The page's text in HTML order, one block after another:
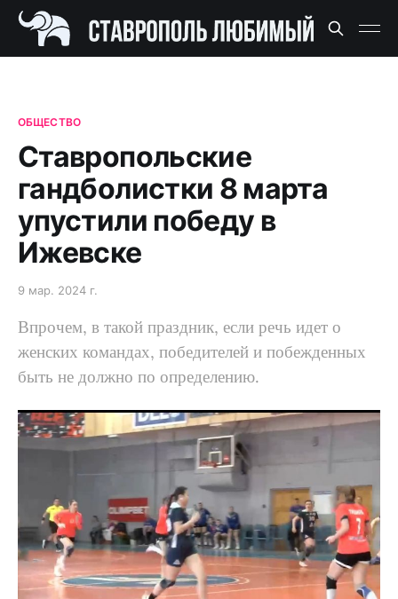
ОБЩЕСТВО
Ставропольские
гандболистки 8 марта
упустили победу в
Ижевске
9 мар. 2024 г.
Впрочем, в такой праздник, если речь идет о
женских командах, победителей и побежденных
быть не должно по определению.